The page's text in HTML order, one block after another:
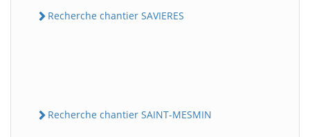
Recherche chantier SAVIERES
Recherche chantier SAINT-MESMIN